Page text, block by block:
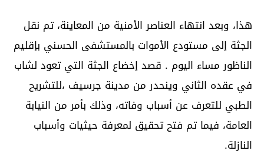
هذا، وبعد انتهاء العناصر الأمنية من المعاينة، تم نقل
الجثة إلى مستودع الأموات بالمستشفى الحسني بإقليم
الناظور مساء اليوم . قصد إخضاع الجثة التي تعود لشاب
في عقده الثاني وينحدر من مدينة جرسيف ،للتشريح
الطبي للتعرف عن أسباب وفاته، وذلك بأمر من النيابة
العامة، فيما تم فتح تحقيق لمعرفة حيثيات وأسباب
النازلة.